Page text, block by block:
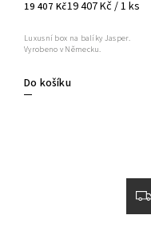
19 407 Kč19 407 Kč / 1 ks
Do košíku
Luxusní box na balíky Jasper.
Vyrobeno v Německu.